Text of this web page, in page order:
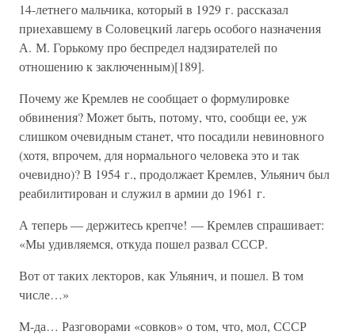
14-летнего мальчика, который в 1929 г. рассказал
приехавшему в Соловецкий лагерь особого назначения
А. М. Горькому про беспредел надзирателей по
отношению к заключенным)[189].
Почему же Кремлев не сообщает о формулировке
обвинения? Может быть, потому, что, сообщи ее, уж
слишком очевидным станет, что посадили невиновного
(хотя, впрочем, для нормального человека это и так
очевидно)? В 1954 г., продолжает Кремлев, Ульянич был
реабилитирован и служил в армии до 1961 г.
А теперь — держитесь крепче! — Кремлев спрашивает:
«Мы удивляемся, откуда пошел развал СССР.
Вот от таких лекторов, как Ульянич, и пошел. В том
числе…»
М-да… Разговорами «совков» о том, что, мол, СССР